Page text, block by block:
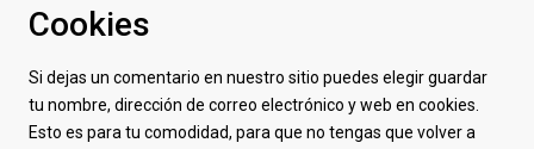
Cookies
Si dejas un comentario en nuestro sitio puedes elegir guardar
tu nombre, dirección de correo electrónico y web en cookies.
Esto es para tu comodidad, para que no tengas que volver a